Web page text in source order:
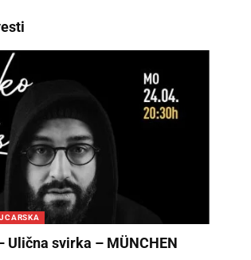
Ulična svirka – MÜNCHEN